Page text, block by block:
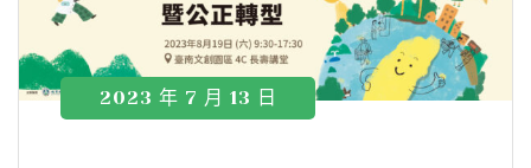
2023 年 7 月 13 日